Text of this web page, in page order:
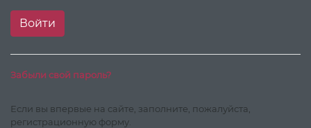
Забыли свой пароль?
Если вы впервые на сайте, заполните, пожалуйста,
регистрационную форму.